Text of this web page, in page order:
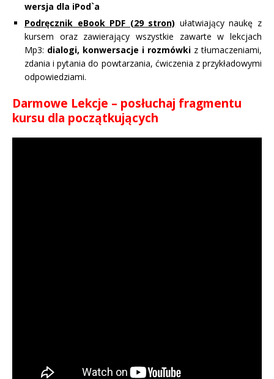
wersja dla iPod`a
Podręcznik eBook PDF (29 stron) ułatwiający naukę z
kursem oraz zawierający wszystkie zawarte w lekcjach
Mp3: dialogi, konwersacje i rozmówki z tłumaczeniami,
zdania i pytania do powtarzania, ćwiczenia z przykładowymi
odpowiedziami.
Darmowe Lekcje – posłuchaj fragmentu
kursu dla początkujących